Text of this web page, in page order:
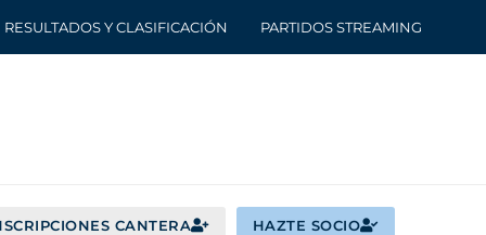
RESULTADOS Y CLASIFICACIÓN PARTIDOS STREAMING
CANTERA HAZTE SOCIO